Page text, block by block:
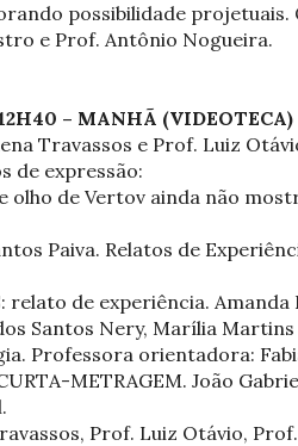
possibilidade projetuais.
e Prof. Antônio Nogueira.
– MANHÃ (VIDEOTECA)
Travassos e Prof. Luiz
de expressão:
olho de Vertov ainda não
Paiva. Relatos de
relato de experiência.
Santos Nery, Marília Martins
Professora orientadora:
METRAGEM. João
Prof. Luiz Otávio,